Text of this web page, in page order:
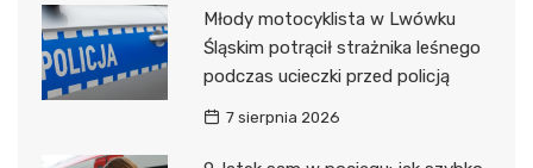
Młody motocyklista w Lwówku
Śląskim potrącił strażnika leśnego
podczas ucieczki przed policją
7 sierpnia 2026